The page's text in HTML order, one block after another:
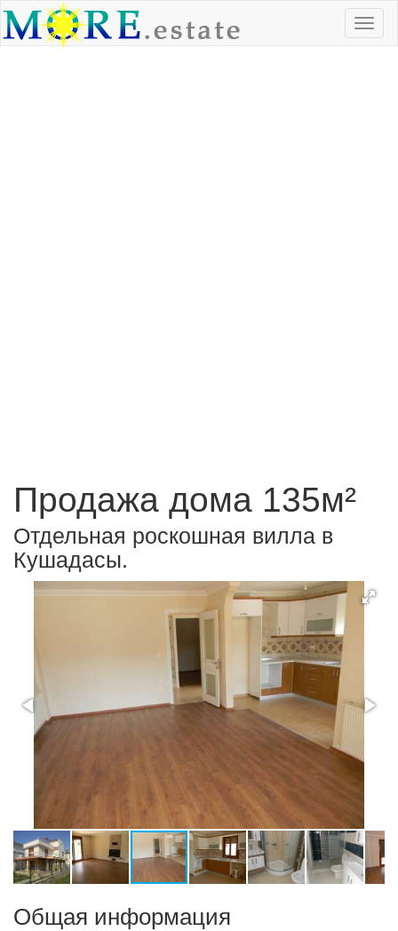
Продажа дома 135м²
Отдельная роскошная вилла в
Кушадасы.
Общая информация